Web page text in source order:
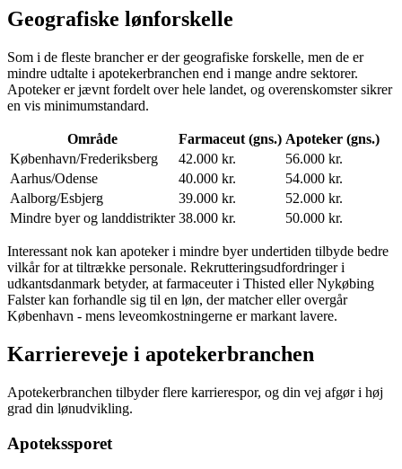
Geografiske lønforskelle
Som i de fleste brancher er der geografiske forskelle, men de er
mindre udtalte i apotekerbranchen end i mange andre sektorer.
Apoteker er jævnt fordelt over hele landet, og overenskomster sikrer
en vis minimumstandard.
Område Farmaceut (gns.) Apoteker (gns.)
København/Frederiksberg
42.000 kr.
56.000 kr.
Aarhus/Odense
40.000 kr.
54.000 kr.
Aalborg/Esbjerg
39.000 kr.
52.000 kr.
Mindre byer og landdistrikter 38.000 kr. 50.000 kr.
Interessant nok kan apoteker i mindre byer undertiden tilbyde bedre
vilkår for at tiltrække personale. Rekrutteringsudfordringer i
udkantsdanmark betyder, at farmaceuter i Thisted eller Nykøbing
Falster kan forhandle sig til en løn, der matcher eller overgår
København - mens leveomkostningerne er markant lavere.
Karriereveje i apotekerbranchen
Apotekerbranchen tilbyder flere karrierespor, og din vej afgør i høj
grad din lønudvikling.
Apotekssporet